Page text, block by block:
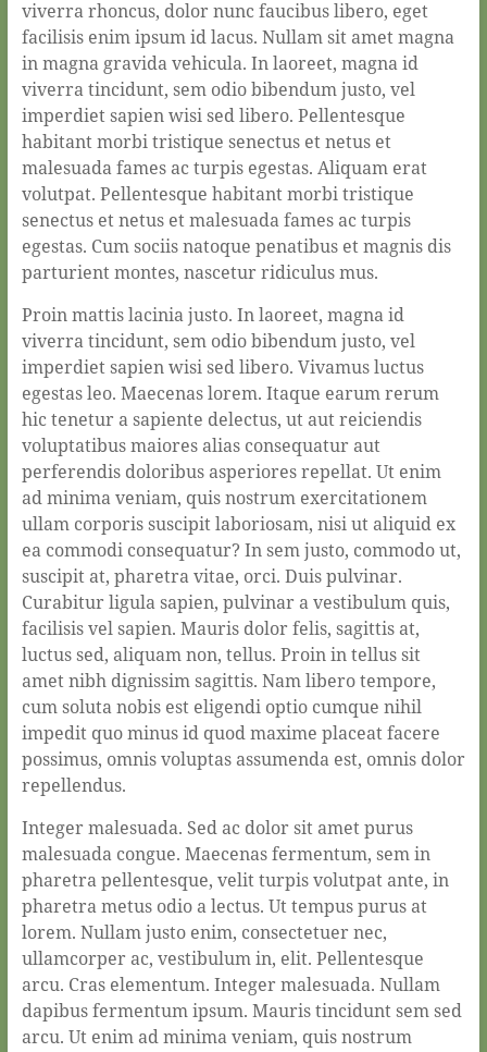
viverra rhoncus, dolor nunc faucibus libero, eget
facilisis enim ipsum id lacus. Nullam sit amet magna
in magna gravida vehicula. In laoreet, magna id
viverra tincidunt, sem odio bibendum justo, vel
imperdiet sapien wisi sed libero. Pellentesque
habitant morbi tristique senectus et netus et
malesuada fames ac turpis egestas. Aliquam erat
volutpat. Pellentesque habitant morbi tristique
senectus et netus et malesuada fames ac turpis
egestas. Cum sociis natoque penatibus et magnis dis
parturient montes, nascetur ridiculus mus.
Proin mattis lacinia justo. In laoreet, magna id
viverra tincidunt, sem odio bibendum justo, vel
imperdiet sapien wisi sed libero. Vivamus luctus
egestas leo. Maecenas lorem. Itaque earum rerum
hic tenetur a sapiente delectus, ut aut reiciendis
voluptatibus maiores alias consequatur aut
perferendis doloribus asperiores repellat. Ut enim
ad minima veniam, quis nostrum exercitationem
ullam corporis suscipit laboriosam, nisi ut aliquid ex
ea commodi consequatur? In sem justo, commodo ut,
suscipit at, pharetra vitae, orci. Duis pulvinar.
Curabitur ligula sapien, pulvinar a vestibulum quis,
facilisis vel sapien. Mauris dolor felis, sagittis at,
luctus sed, aliquam non, tellus. Proin in tellus sit
amet nibh dignissim sagittis. Nam libero tempore,
cum soluta nobis est eligendi optio cumque nihil
impedit quo minus id quod maxime placeat facere
possimus, omnis voluptas assumenda est, omnis dolor
repellendus.
Integer malesuada. Sed ac dolor sit amet purus
malesuada congue. Maecenas fermentum, sem in
pharetra pellentesque, velit turpis volutpat ante, in
pharetra metus odio a lectus. Ut tempus purus at
lorem. Nullam justo enim, consectetuer nec,
ullamcorper ac, vestibulum in, elit. Pellentesque
arcu. Cras elementum. Integer malesuada. Nullam
dapibus fermentum ipsum. Mauris tincidunt sem sed
arcu. Ut enim ad minima veniam, quis nostrum